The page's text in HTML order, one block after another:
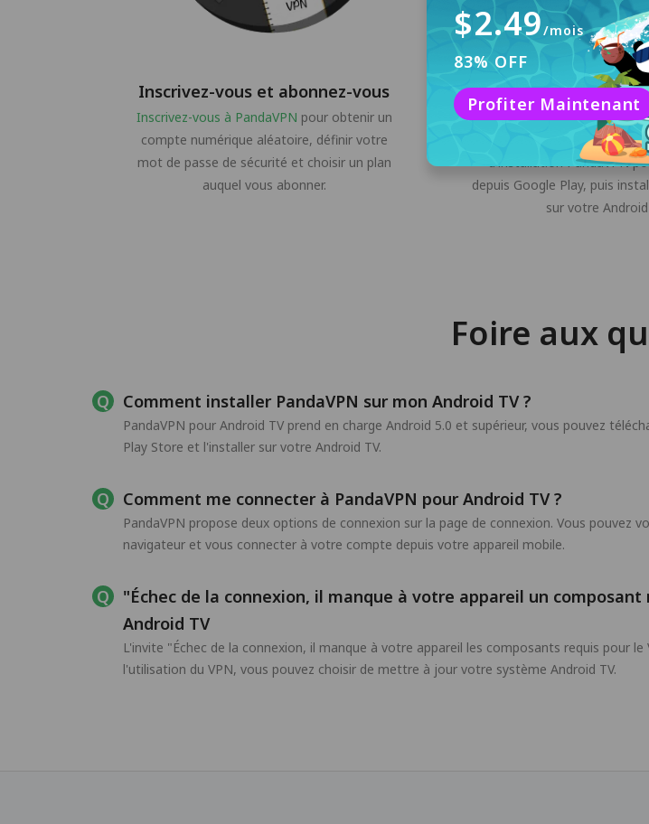
Inscrivez-vous et abonnez-vous
Inscrivez-vous à PandaVPN pour obtenir un
compte numérique aléatoire, définir votre
mot de passe de sécurité et choisir un plan
auquel vous abonner.
Télécharger et
Cliquez sur le bouton
gratuit" ou téléchargez
d'installation PandaVPN
depuis Google Play, puis
sur votre Android
Foire aux
Comment installer PandaVPN sur mon Android TV ?
PandaVPN pour Android TV prend en charge Android 5.0 et supérieur, vous pouvez
Play Store et l'installer sur votre Android TV.
Comment me connecter à PandaVPN pour Android TV ?
PandaVPN propose deux options de connexion sur la page de connexion. Vous
navigateur et vous connecter à votre compte depuis votre appareil mobile.
"Échec de la connexion, il manque à votre appareil un
Android TV
L'invite "Échec de la connexion, il manque à votre appareil les composants requis pour
l'utilisation du VPN, vous pouvez choisir de mettre à jour votre système Android TV.
$2.49/mois
83% OFF
Profiter Maintenant